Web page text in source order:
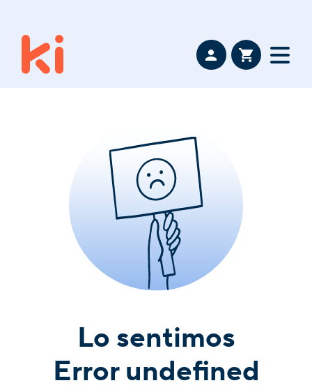
Lo sentimos
Error undefined